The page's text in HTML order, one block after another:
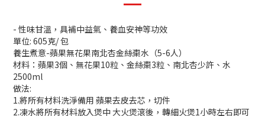
- 性味甘溫，具補中益氣、養血安神等功效
單位: 605克/ 包
養生煮意-蘋果無花果南北杏金絲棗水（5-6人）
材料：蘋果3個、無花果10粒、金絲棗3粒、南北杏少許、水
2500ml
做法:
1.將所有材料洗淨備用 蘋果去皮去芯，切件
2.凍水將所有材料放入煲中 大火煲滾後，轉細火煲1小時左右即可